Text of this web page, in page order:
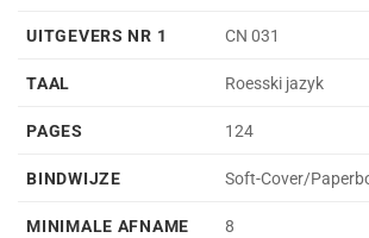
UITGEVERS NR 1 CN 031
TAAL Roesski jazyk
PAGES 124
BINDWIJZE Soft-Cover/
MINIMALE AFNAME 8